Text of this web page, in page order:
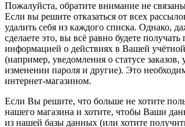
Пожалуйста, обратите внимание не
Если вы решите отказаться от всех
удалить себя из каждого списка. Однако,
сделаете это, вы всё равно будете получать
информацией о действиях в Вашей
(например, уведомления о статусе заказов,
изменении пароля и другие). Это
интернет-магазином.
Если Вы решите, что больше не хотите
нашего магазина и хотите, чтобы Ваши
из нашей базы данных (или хотите